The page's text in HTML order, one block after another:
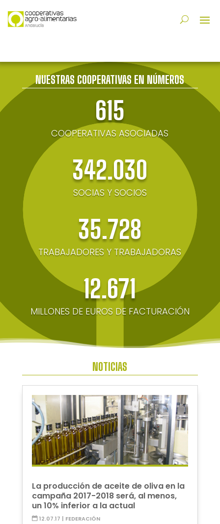
NUESTRAS COOPERATIVAS EN NÚMEROS
615
COOPERATIVAS ASOCIADAS
342.030
SOCIAS Y SOCIOS
35.728
TRABAJADORES Y TRABAJADORAS
12.671
MILLONES DE EUROS DE FACTURACIÓN
NOTICIAS
La producción de aceite de oliva en la
campaña 2017-2018 será, al menos,
un 10% inferior a la actual
12.07.17 | FEDERACIÓN